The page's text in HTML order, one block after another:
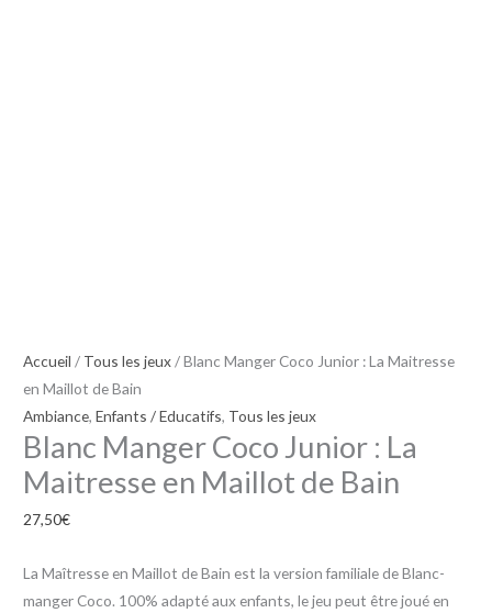
Accueil / Tous les jeux/ Blanc Manger Coco Junior : La Maitresse
en Maillot de Bain
Ambiance,Enfants / Educatifs, Tous les jeux
Blanc Manger Coco Junior : La
Maitresse en Maillot de Bain
27,50€
La Maîtresse en Maillot de Bain est la version familiale de Blanc-
manger Coco. 100% adapté aux enfants, le jeu peut être joué en